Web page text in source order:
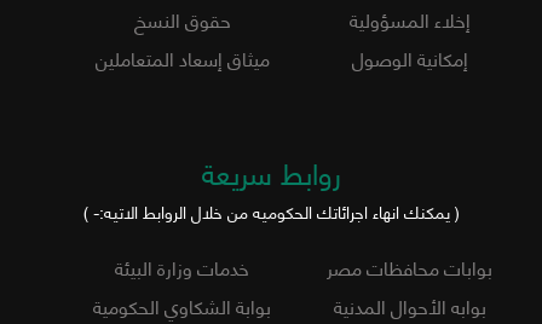
إخلاء المسؤولية
حقوق النسخ
إمكانية الوصول
ميثاق إسعاد المتعاملين
روابط سريعة
( يمكنك انهاء اجرائاتك الحكوميه من خلال الروابط الاتيه:- )
بوابات محافظات مصر
خدمات وزارة البيئة
بوابه الأحوال المدنية
بوابة الشكاوي الحكومية